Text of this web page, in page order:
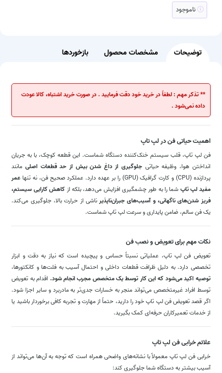
ناموجود
توضیحات مشخصات محصول بازخوردها
** تذکر مهم : لطفاً در خرید خود دقت فرمایید . در صورت خرید اشتباه، کالا عودت
داده نمی‌شود .
اهمیت حیاتی فن در لپ تاپ
فن لپ تاپ، قلب سیستم خنک‌کننده دستگاه شماست. این قطعه کوچک، با به جریان
انداختن هوا، وظیفه حیاتی جلوگیری از داغ شدن بیش از حد قطعات اصلیمانند
پردازنده (CPU) و کارت گرافیک (GPU) را بر عهده دارد. عملکرد صحیح فن، نه تنها
عمر
مفید لپ تاپ شما را به طور چشمگیری افزایش می‌دهد، بلکه از کاهش کارایی سیستم،
فریز شدن‌های ناگهانی، و آسیب‌های جبران‌ناپذیرناشی از حرارت بالا، جلوگیری می‌کند.
یک فن سالم، ضامن پایداری و سرعت لپ تاپ شماست.
نکات مهم برای تعویض و نصب فن
تعویض فن لپ تاپ، عملیاتی نسبتاً حساس و پیچیده است که نیاز به دقت و ابزار
تخصصی دارد. به دلیل ظرافت قطعات داخلی و احتمال آسیب به فلت‌ها و کانکتورها،
توصیه اکید می‌شود که این کار توسط یک متخصص مجرب انجام شود. اقدام به تعویض
توسط افراد غیرمتخصص می‌تواند منجر به خسارات جدی‌تر به مادربرد و سایر اجزا شود.
اگر قصد تعویض فن لپ تاپ خود را دارید، حتماً از مهارت و تجربه کافی برخوردار باشید یا
از خدمات تعمیرکاران حرفه‌ای کمک بگیرید.
علائم خرابی فن لپ تاپ
خرابی فن لپ تاپ معمولاً با نشانه‌های واضحی همراه است که توجه به آن‌ها می‌تواند از
آسیب بیشتر به دستگاه شما جلوگیری کند: